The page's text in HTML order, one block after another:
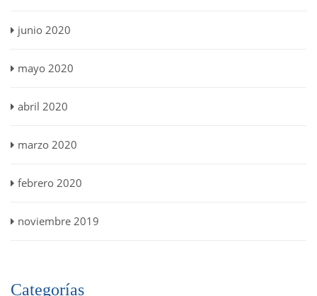
junio 2020
mayo 2020
abril 2020
marzo 2020
febrero 2020
noviembre 2019
Categorías